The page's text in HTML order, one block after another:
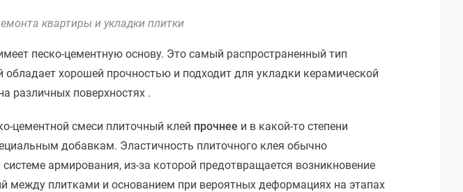
квартиры и укладки плитки
песко-цементную основу. Это самый распространенный тип
обладает хорошей прочностью и подходит для укладки керамической
различных поверхностях .
цементной смеси плиточный клей прочнее и в какой-то степени
добавкам. Эластичность плиточного клея обычно
системе армирования, из-за которой предотвращается возникновение
между плитками и основанием при вероятных деформациях на этапах